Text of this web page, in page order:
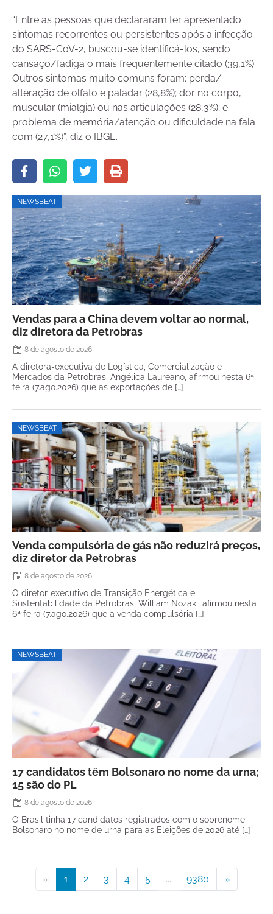
“Entre as pessoas que declararam ter apresentado
sintomas recorrentes ou persistentes após a infecção
do SARS-CoV-2, buscou-se identificá-los, sendo
cansaço/fadiga o mais frequentemente citado (39,1%).
Outros sintomas muito comuns foram: perda/
alteração de olfato e paladar (28,8%); dor no corpo,
muscular (mialgia) ou nas articulações (28,3%); e
problema de memória/atenção ou dificuldade na fala
com (27,1%)”, diz o IBGE.
NEWSBEAT
Vendas para a China devem voltar ao normal,
diz diretora da Petrobras
8 de agosto de 2026
A diretora-executiva de Logística, Comercialização e
Mercados da Petrobras, Angélica Laureano, afirmou nesta 6ª
feira (7.ago.2026) que as exportações de […]
NEWSBEAT
Venda compulsória de gás não reduzirá preços,
diz diretor da Petrobras
8 de agosto de 2026
O diretor-executivo de Transição Energética e
Sustentabilidade da Petrobras, William Nozaki, afirmou nesta
6ª feira (7.ago.2026) que a venda compulsória […]
NEWSBEAT
17 candidatos têm Bolsonaro no nome da urna;
15 são do PL
8 de agosto de 2026
O Brasil tinha 17 candidatos registrados com o sobrenome
Bolsonaro no nome de urna para as Eleições de 2026 até […]
« 1 2 3 4 5 ... 9380 »